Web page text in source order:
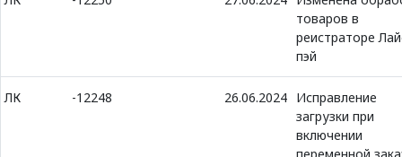
товаров в
реистраторе
пэй
ЛК -12248 26.06.2024 Исправление
загрузки при
включении